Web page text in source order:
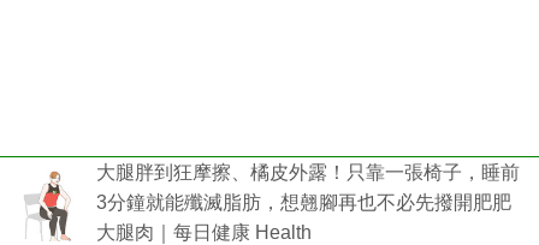
大腿胖到狂摩擦、橘皮外露！只靠一張椅子，睡前
3分鐘就能殲滅脂肪，想翹腳再也不必先撥開肥肥
大腿肉｜每日健康 Health